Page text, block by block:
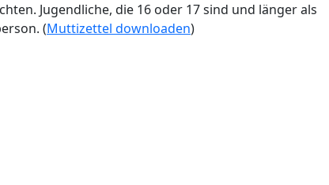
Jugendliche, die 16 oder 17 sind und länger als
(Muttizettel downloaden)